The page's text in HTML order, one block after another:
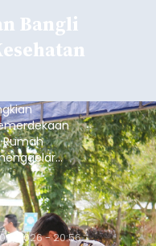
Bangli
Rumah
Rabu
2026 - 20:56